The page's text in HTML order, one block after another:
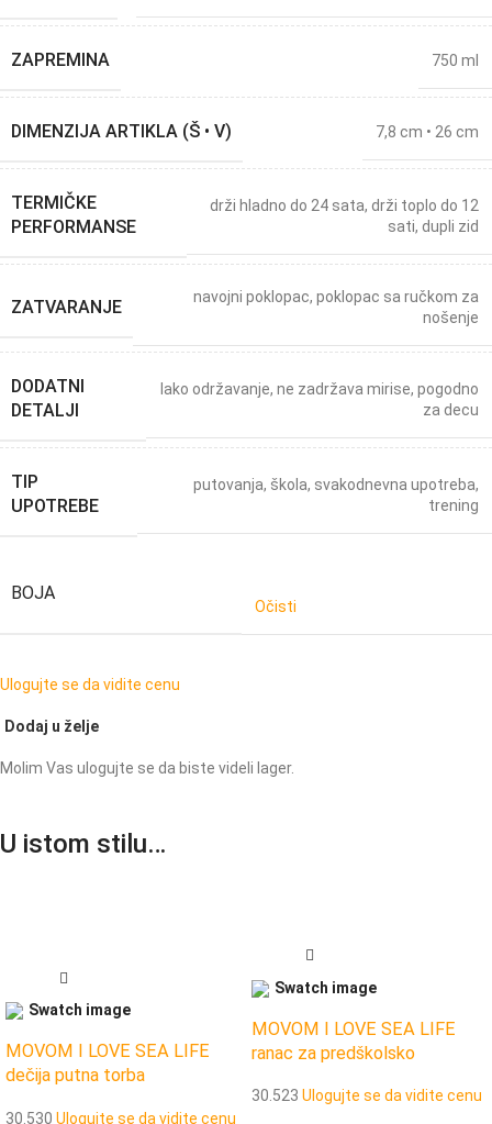
ZAPREMINA 750 ml
DIMENZIJA ARTIKLA (Š • V) 7,8 cm • 26 cm
TERMIČKE
PERFORMANSE
drži hladno do 24 sata, drži toplo do 12
sati, dupli zid
ZATVARANJE navojni poklopac, poklopac sa ručkom za
nošenje
DODATNI
DETALJI
lako održavanje, ne zadržava mirise, pogodno
za decu
TIP
UPOTREBE
putovanja, škola, svakodnevna upotreba,
trening
BOJA
Očisti
Ulogujte se da vidite cenu
Dodaj u želje
Molim Vas ulogujte se da biste videli lager.
U istom stilu…
MOVOM I LOVE SEA LIFE
dečija putna torba
30.530 Ulogujte se da vidite cenu
MOVOM I LOVE SEA LIFE
ranac za predškolsko
30.523 Ulogujte se da vidite cenu